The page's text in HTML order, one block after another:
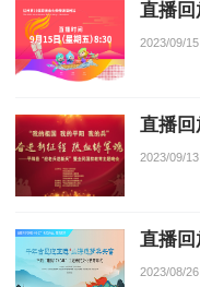
2023/09/15
2023/09/13
2023/08/26